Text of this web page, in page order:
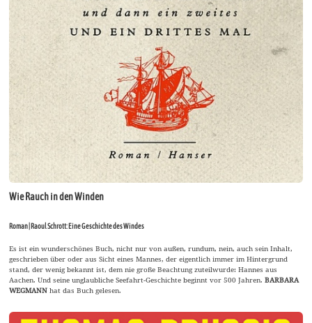
Wie Rauch in den Winden
Roman | Raoul Schrott: Eine Geschichte des Windes
Es ist ein wunderschönes Buch, nicht nur von außen, rundum, nein, auch sein Inhalt,
geschrieben über oder aus Sicht eines Mannes, der eigentlich immer im Hintergrund
stand, der wenig bekannt ist, dem nie große Beachtung zuteilwurde: Hannes aus
Aachen. Und seine unglaubliche Seefahrt-Geschichte beginnt vor 500 Jahren.BARBARA
WEGMANNhat das Buch gelesen.